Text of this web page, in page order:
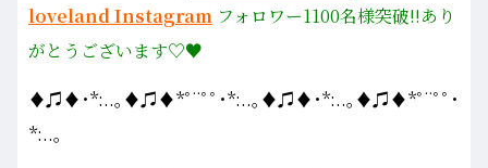
loveland Instagram フォロワー1100名様突破!!あり
がとうございます♡♥
♦♫♦･*:..｡♦♫♦*ﾟ¨ﾟﾟ･*:..｡♦♫♦･*:..｡♦♫♦*ﾟ¨ﾟﾟ･
*:..｡